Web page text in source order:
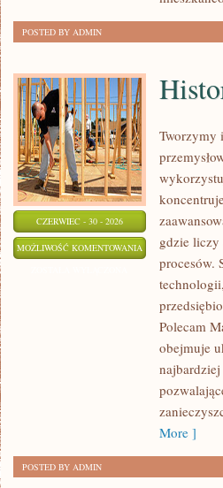
POSTED BY ADMIN
CZERWIEC - 30 - 2026
MOŻLIWOŚĆ KOMENTOWANIA HISTORIA
PRZEMYSŁU
Tworzymy
gdzie liczy
procesów.
Polecam
obejmuje
More ]
POSTED BY ADMIN